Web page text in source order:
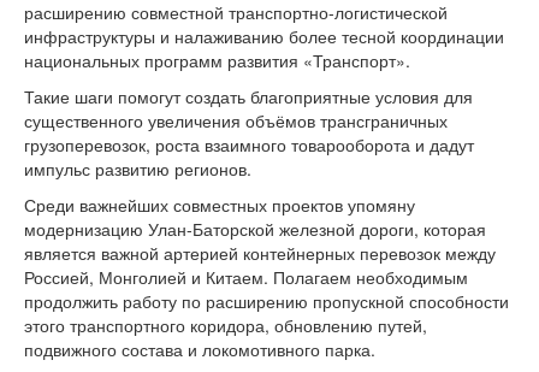
расширению совместной транспортно-логистической
инфраструктуры и налаживанию более тесной координации
национальных программ развития «Транспорт».
Такие шаги помогут создать благоприятные условия для
существенного увеличения объёмов трансграничных
грузоперевозок, роста взаимного товарооборота и дадут
импульс развитию регионов.
Среди важнейших совместных проектов упомяну
модернизацию Улан-Баторской железной дороги, которая
является важной артерией контейнерных перевозок между
Россией, Монголией и Китаем. Полагаем необходимым
продолжить работу по расширению пропускной способности
этого транспортного коридора, обновлению путей,
подвижного состава и локомотивного парка.